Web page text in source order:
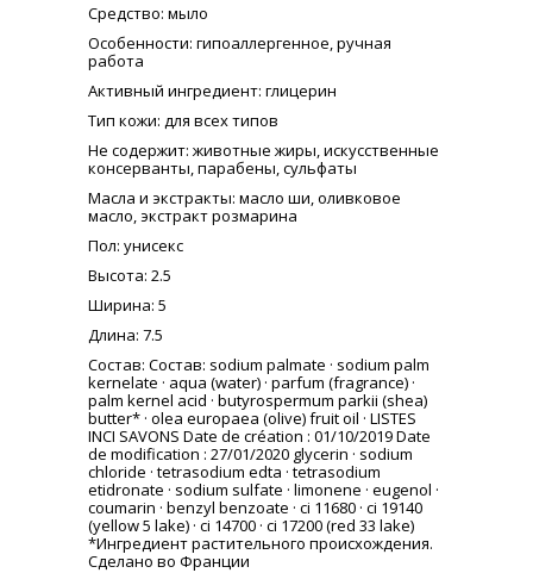
Средство: мыло
Особенности: гипоаллергенное, ручная
работа
Активный ингредиент: глицерин
Тип кожи: для всех типов
Не содержит: животные жиры, искусственные
консерванты, парабены, сульфаты
Масла и экстракты: масло ши, оливковое
масло, экстракт розмарина
Пол: унисекс
Высота: 2.5
Ширина: 5
Длина: 7.5
Состав: Состав: sodium palmate · sodium palm
kernelate · aqua (water) · parfum (fragrance) ·
palm kernel acid · butyrospermum parkii (shea)
butter* · olea europaea (olive) fruit oil · LISTES
INCI SAVONS Date de création : 01/10/2019 Date
de modification : 27/01/2020 glycerin · sodium
chloride · tetrasodium edta · tetrasodium
etidronate · sodium sulfate · limonene · eugenol ·
coumarin · benzyl benzoate · ci 11680 · ci 19140
(yellow 5 lake) · ci 14700 · ci 17200 (red 33 lake)
*Ингредиент растительного происхождения.
Сделано во Франции